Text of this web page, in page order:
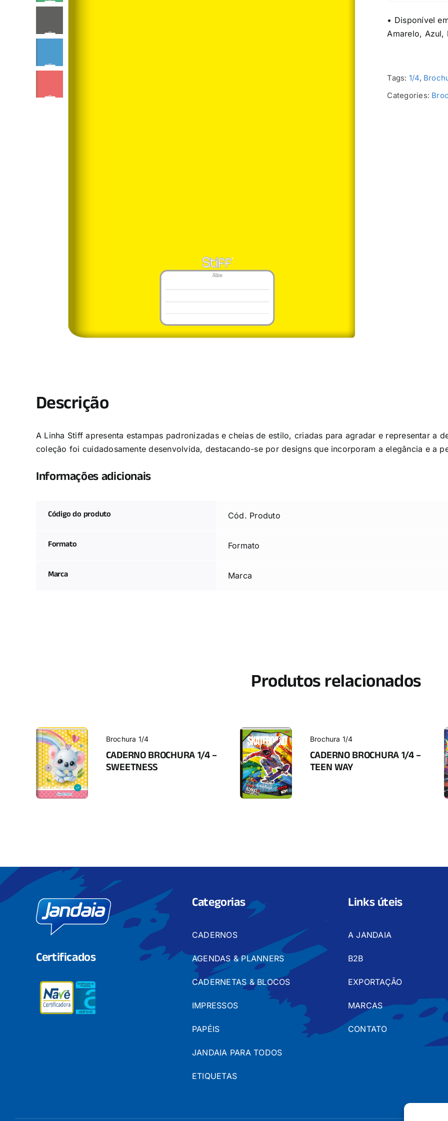
• Disponível
Amarelo, Azul,
Tags: 1/4,
Categories:
Descrição
A Linha Stiff apresenta estampas padronizadas e cheias de estilo, criadas para agradar e representar a
coleção foi cuidadosamente desenvolvida, destacando-se por designs que incorporam a elegância e a
Informações adicionais
Código do produto Cód. Produto
Formato Formato
Marca Marca
Produtos relacionados
Brochura 1/4
CADERNO BROCHURA 1/4 –
SWEETNESS
Brochura 1/4
CADERNO BROCHURA 1/4 –
TEEN WAY
Certificados
Categorias
CADERNOS
AGENDAS & PLANNERS
CADERNETAS & BLOCOS
IMPRESSOS
PAPÉIS
JANDAIA PARA TODOS
ETIQUETAS
Links úteis
A JANDAIA
B2B
EXPORTAÇÃO
MARCAS
CONTATO